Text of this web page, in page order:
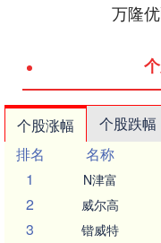
万隆
个股涨幅 个股跌幅
排名
名称
1
N津富
2 威尔高
3 锴威特